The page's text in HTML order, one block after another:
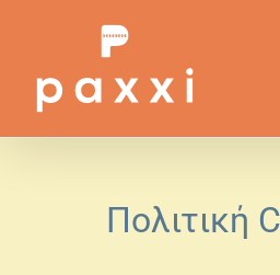
περιεχόμενο
Πολιτική